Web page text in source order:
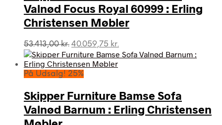
Valnød Focus Royal 60999 : Erling
Christensen Møbler
53.413,00kr. Den
oprindelige
pris
var:
40.059,75 kr.
aktuelle
På Udsalg! 25%
Skipper Furniture Bamse Sofa
Valnød Barnum : Erling Christensen